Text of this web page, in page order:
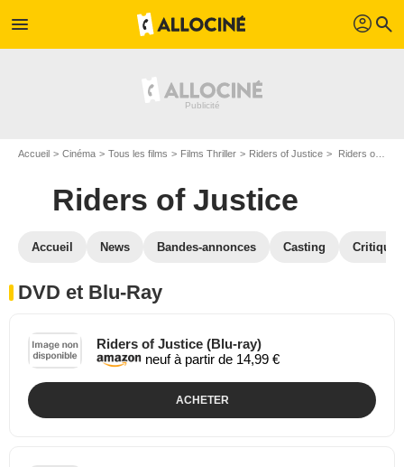
menu profil search
Accueil Cinéma Tous les films Films Thriller Riders of Justice Riders of Justice en DVD Blu Ray
Riders of Justice
Accueil News Bandes-annonces Casting
DVD et Blu-Ray
Riders of Justice (Blu-ray)
neuf à partir de 14,99 €
ACHETER